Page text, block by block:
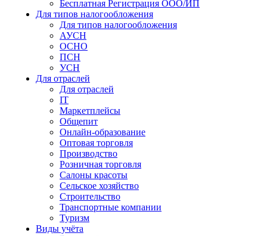
Бесплатная Регистрация ООО/ИП
Для типов налогообложения
Для типов налогообложения
АУСН
ОСНО
ПСН
УСН
Для отраслей
Для отраслей
IT
Маркетплейсы
Общепит
Онлайн-образование
Оптовая торговля
Производство
Розничная торговля
Салоны красоты
Сельское хозяйство
Строительство
Транспортные компании
Туризм
Виды учёта